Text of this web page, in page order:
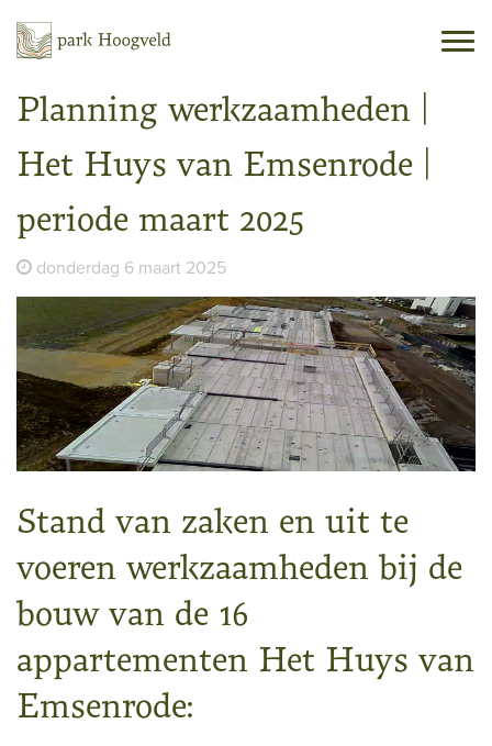
Planning werkzaamheden |
Het Huys van Emsenrode |
periode maart 2025
donderdag 6 maart 2025
Stand van zaken en uit te
voeren werkzaamheden bij de
bouw van de 16
appartementen Het Huys van
Emsenrode: